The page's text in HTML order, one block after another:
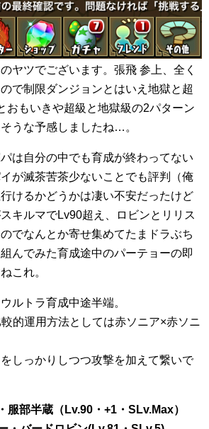
ヤツでございます。張飛 参上、全く
で制限ダンジョンとはいえ地獄と超
おもいきや超級と地獄級の2パターン
うな予感しましたね…。
は自分の中でも育成が終わってない
が滅茶苦茶少ないことでも評判（俺
けるかどうかは凄い不安だったけど
キルマでLv90超え、ロビンとリリス
でなんとか寄せ集めてたまドラぶち
んでみた育成途中のパーテョーの即
これ。
ルトラ育成中途半端。
的運用方法としては赤ソニア×赤ソニ
しっかりしつつ攻撃を加えて繋いで
服部半蔵（Lv.90・+1・SLv.Max）